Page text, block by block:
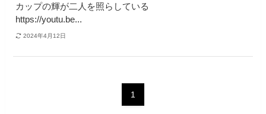
カップの輝が二人を照らしている
https://youtu.be...
2024年4月12日
1